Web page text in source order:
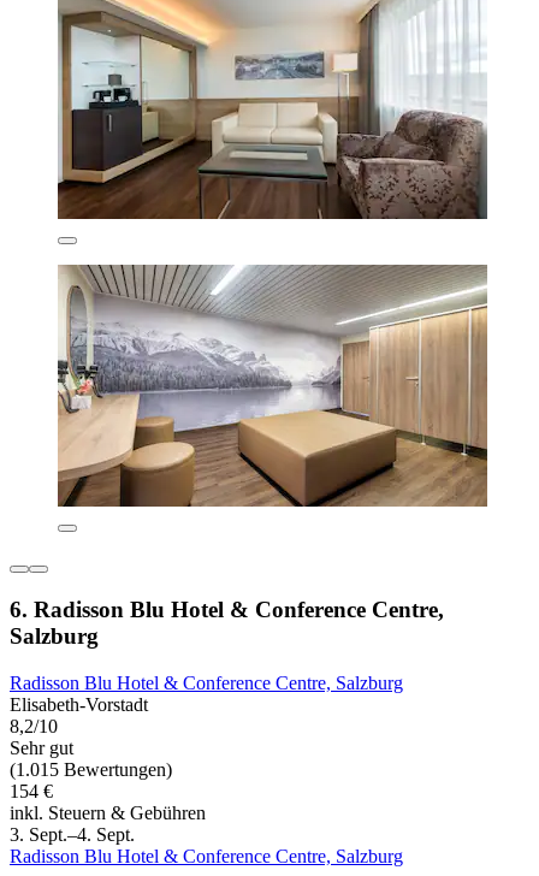
6. Radisson Blu Hotel & Conference Centre,
Salzburg
Radisson Blu Hotel & Conference Centre, Salzburg
Elisabeth-Vorstadt
8,2/10
Sehr gut
(1.015 Bewertungen)
154 €
inkl. Steuern & Gebühren
3. Sept.–4. Sept.
Radisson Blu Hotel & Conference Centre, Salzburg